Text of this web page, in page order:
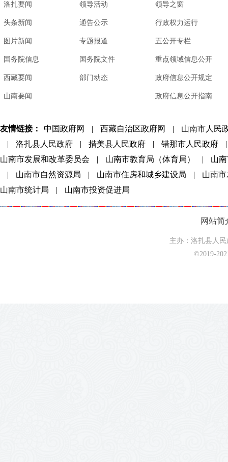
洛扎要闻
头条新闻
图片新闻
国务院信息
西藏要闻
山南要闻
领导活动
通告公示
专题报道
国务院文件
部门动态
领导之窗
行政权力运行
五公开专栏
重点领域信息公开
政府信息公开规定
政府信息公开指南
友情链接： 中国政府网 | 西藏自治区政府网 |
山南市人民
|
洛扎县人民政府 | 措美县人民政府 | 错那市人民政府
|
山南市发展和改革委员会
| 山南市教育局（体育局） |
山
|
山南市自然资源局 | 山南市住房和城乡建设局 |
山南
山南市统计局
| 山南市投资促进局
网站简
主办：洛扎县人
©2019-